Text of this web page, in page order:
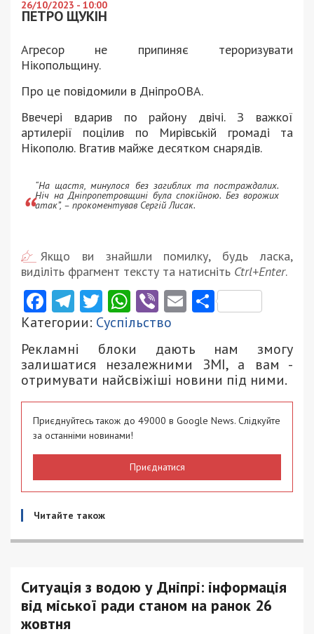
26/10/2023 - 10:00
ПЕТРО ЩУКІН
Агресор не припиняє тероризувати
Нікопольщину.
Про це повідомили в ДніпроОВА.
Ввечері вдарив по району двічі. З важкої
артилерії поцілив по Мирівській громаді та
Нікополю. Вгатив майже десятком снарядів.
“На щастя, минулося без загиблих та постраждалих.
Ніч на Дніпропетровщині була спокійною. Без ворожих
атак”, – прокоментував Сергій Лисак.
Якщо ви знайшли помилку, будь ласка,
виділіть фрагмент тексту та натисніть Ctrl+Enter.
Facebook
Telegram
Twitter
WhatsApp
ViberEmail
Категории: Суспільство
Рекламні блоки дають нам змогу
залишатися незалежними ЗМІ, а вам -
отримувати найсвіжіші новини під ними.
Приєднуйтесь також до 49000 в Google News. Слідкуйте
за останніми новинами!
Приєднатися
Читайте також
Ситуація з водою у Дніпрі: інформація
від міської ради станом на ранок 26
жовтня